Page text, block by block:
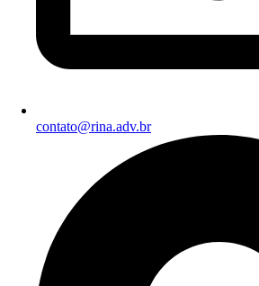
contato@rina.adv.br